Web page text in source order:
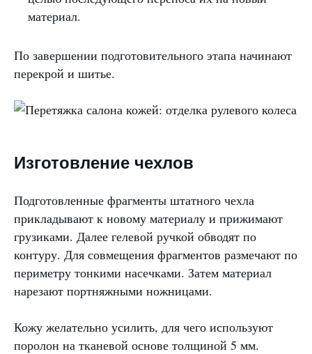
материал.
По завершении подготовительного этапа начинают
перекрой и шитье.
Изготовление чехлов
Подготовленные фрагменты штатного чехла
прикладывают к новому материалу и прижимают
грузиками. Далее гелевой ручкой обводят по
контуру. Для совмещения фрагментов размечают по
периметру тонкими насечками. Затем материал
нарезают портняжными ножницами.
Кожу желательно усилить, для чего используют
поролон на тканевой основе толщиной 5 мм.